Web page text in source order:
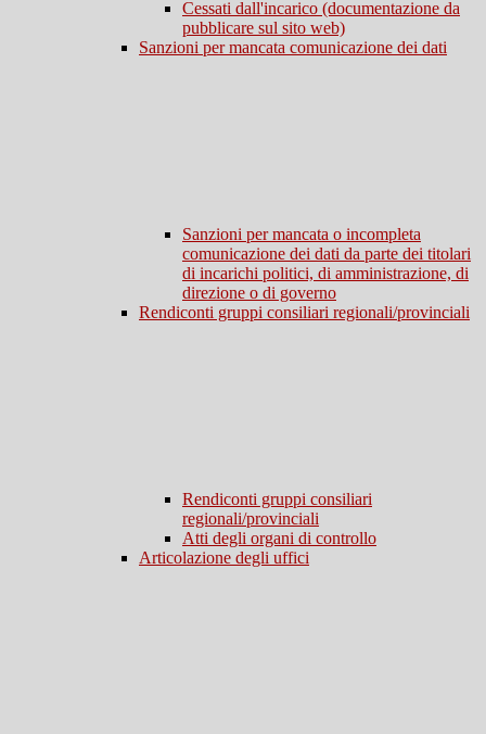
Cessati dall'incarico (documentazione da
pubblicare sul sito web)
Sanzioni per mancata comunicazione dei dati
Sanzioni per mancata o incompleta
comunicazione dei dati da parte dei titolari
di incarichi politici, di amministrazione, di
direzione o di governo
Rendiconti gruppi consiliari regionali/provinciali
Rendiconti gruppi consiliari
regionali/provinciali
Atti degli organi di controllo
Articolazione degli uffici